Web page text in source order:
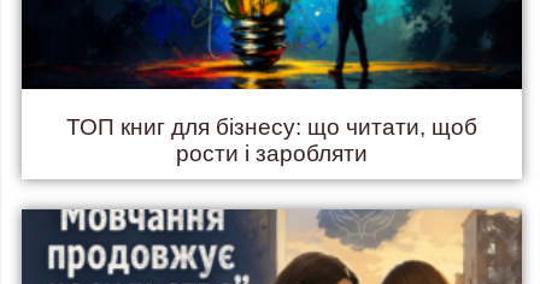
ТОП книг для бізнесу: що читати, щоб
рости і заробляти